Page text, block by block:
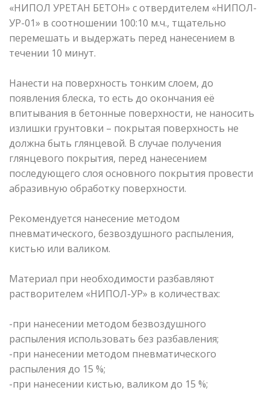
«НИПОЛ УРЕТАН БЕТОН» с отвердителем «НИПОЛ-
УР-01» в соотношении 100:10 м.ч., тщательно
перемешать и выдержать перед нанесением в
течении 10 минут.
Нанести на поверхность тонким слоем, до
появления блеска, то есть до окончания её
впитывания в бетонные поверхности, не наносить
излишки грунтовки – покрытая поверхность не
должна быть глянцевой. В случае получения
глянцевого покрытия, перед нанесением
последующего слоя основного покрытия провести
абразивную обработку поверхности.
Рекомендуется нанесение методом
пневматического, безвоздушного распыления,
кистью или валиком.
Материал при необходимости разбавляют
растворителем «НИПОЛ-УР» в количествах:
-при нанесении методом безвоздушного
распыления использовать без разбавления;
-при нанесении методом пневматического
распыления до 15 %;
-при нанесении кистью, валиком до 15 %;